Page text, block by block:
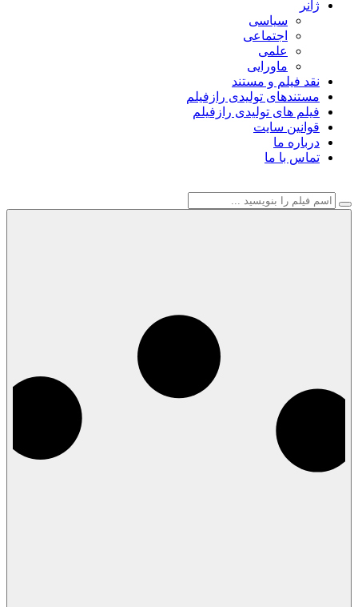
ژانر
سیاسی
اجتماعی
علمی
ماورایی
نقد فیلم و مستند
مستندهای تولیدی رازفیلم
فیلم های تولیدی رازفیلم
قوانین سایت
درباره ما
تماس با ما